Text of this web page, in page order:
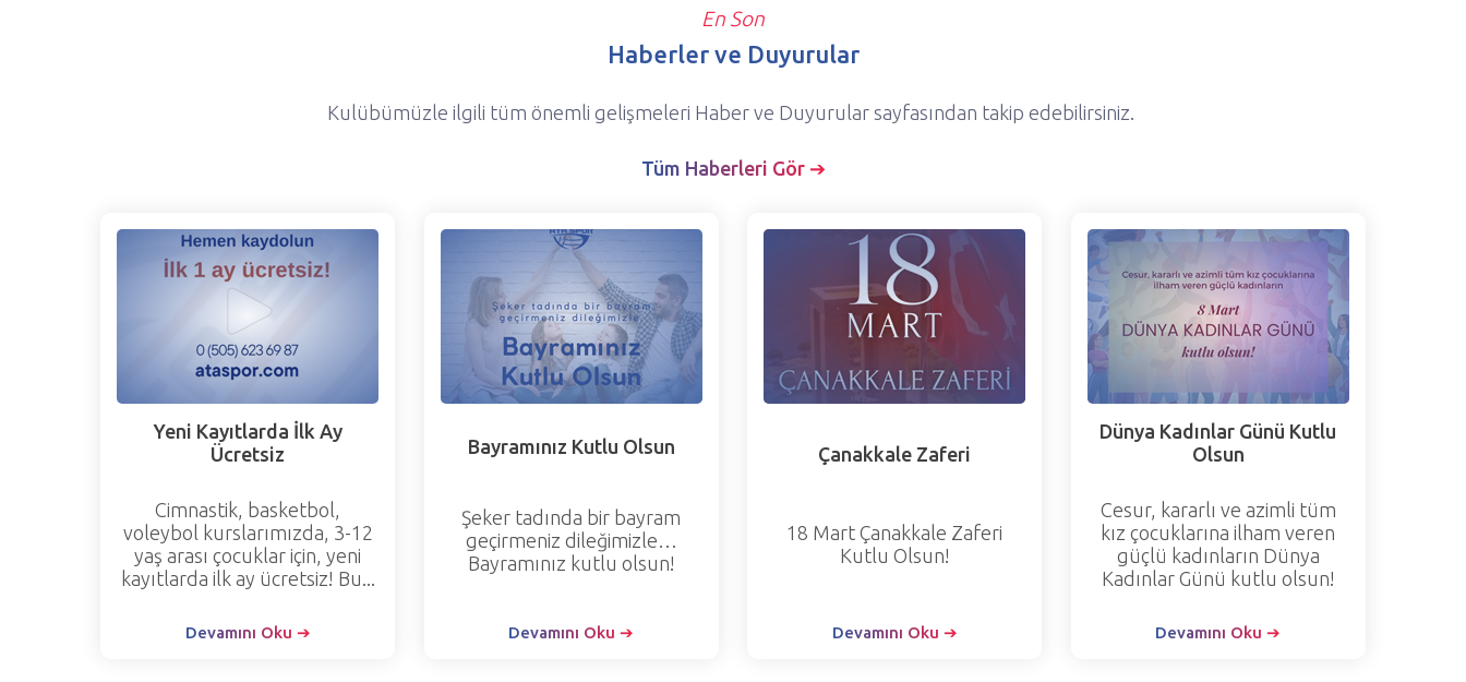
En Son
Haberler ve Duyurular
Kulübümüzle ilgili tüm önemli gelişmeleri Haber ve Duyurular sayfasından takip edebilirsiniz.
Tüm Haberleri Gör ➔
Yeni Kayıtlarda İlk Ay
Ücretsiz
Cimnastik, basketbol,
voleybol kurslarımızda, 3-12
yaş arası çocuklar için, yeni
kayıtlarda ilk ay ücretsiz! Bu...
Devamını Oku ➔
Bayramınız Kutlu Olsun
Şeker tadında bir bayram
geçirmeniz dileğimizle…
Bayramınız kutlu olsun!
Devamını Oku ➔
Çanakkale Zaferi
18 Mart Çanakkale Zaferi
Kutlu Olsun!
Devamını Oku ➔
Dünya Kadınlar Günü Kutlu
Olsun
Cesur, kararlı ve azimli tüm
kız çocuklarına ilham veren
güçlü kadınların Dünya
Kadınlar Günü kutlu olsun!
Devamını Oku ➔